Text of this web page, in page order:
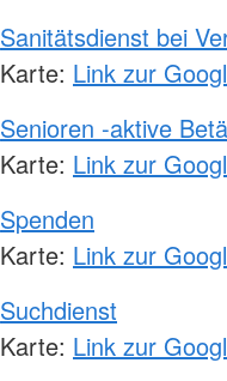
Sanitätsdienst bei
Karte: Link zur
Senioren -aktive
Karte: Link zur
Spenden
Karte: Link zur
Suchdienst
Karte: Link zur